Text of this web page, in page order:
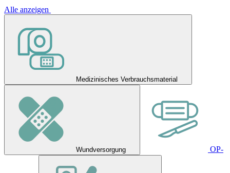
Alle anzeigen
Medizinisches Verbrauchsmaterial
Wundversorgung OP-